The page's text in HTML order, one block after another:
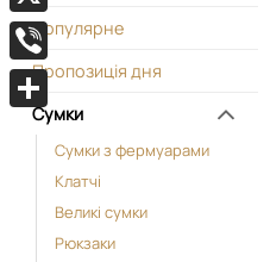
Популярне
Пропозиція дня
Сумки
Cумки з фермуарами
Kлатчі
Великі сумки
Рюкзаки
X
Viber
Поділитися